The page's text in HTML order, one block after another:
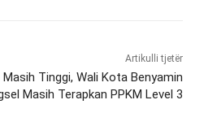
Artikulli tjetër
Tinggi, Wali Kota Benyamin
Masih Terapkan PPKM Level 3